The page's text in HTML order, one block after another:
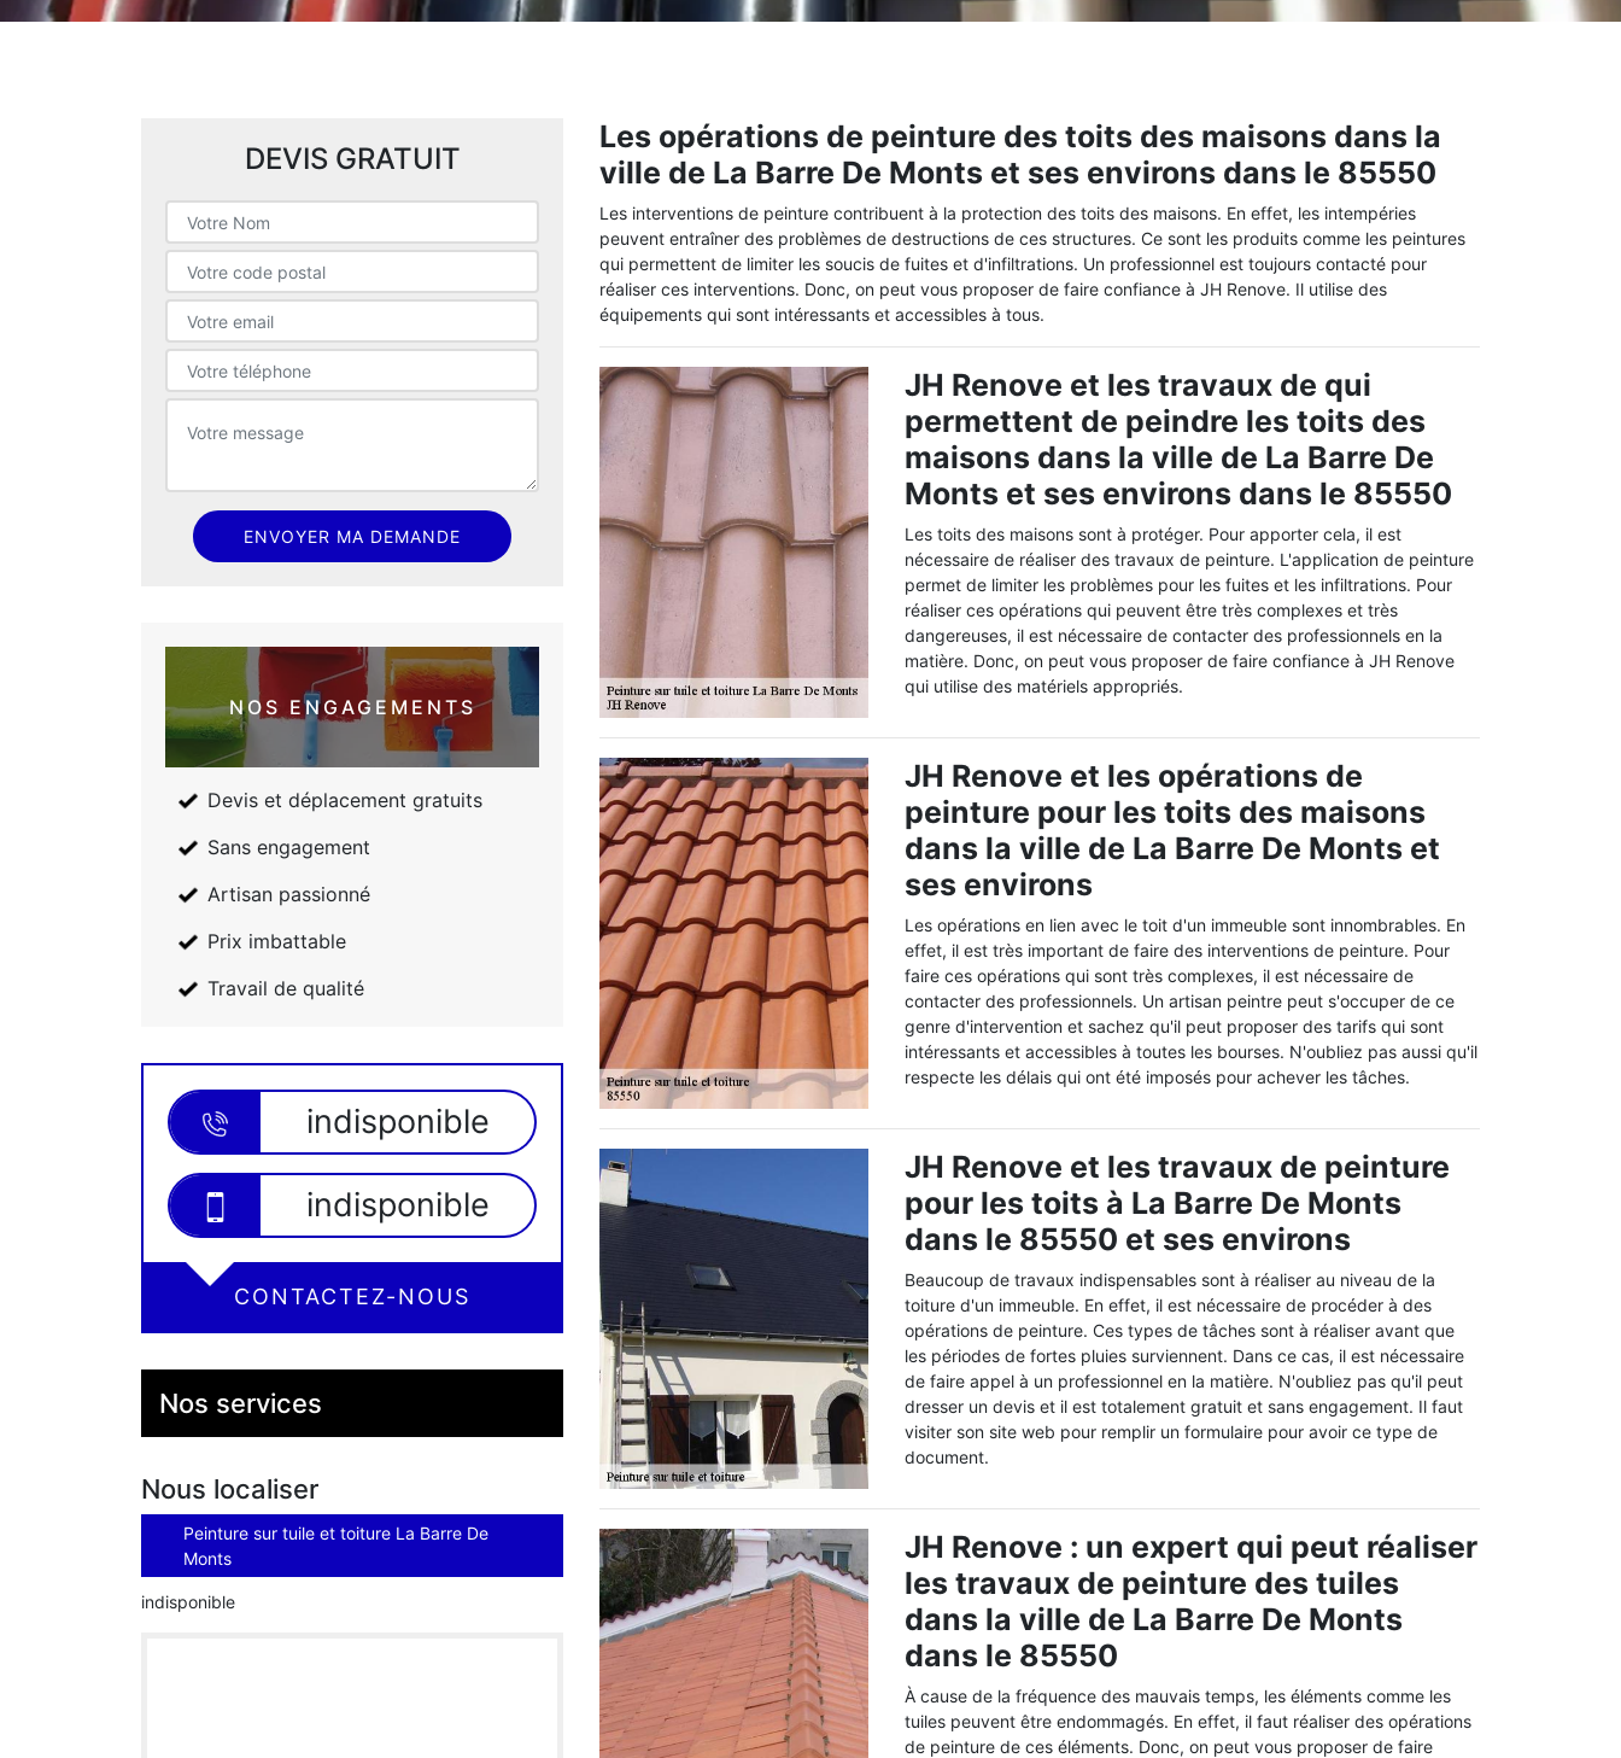
DEVIS GRATUIT
NOS ENGAGEMENTS
Devis et déplacement gratuits
Sans engagement
Artisan passionné
Prix imbattable
Travail de qualité
indisponible
indisponible
CONTACTEZ-NOUS
Nos services
Nous localiser
Peinture sur tuile et toiture La Barre De
Monts
indisponible
Les opérations de peinture des toits des maisons dans la
ville de La Barre De Monts et ses environs dans le 85550
Les interventions de peinture contribuent à la protection des toits des maisons. En effet, les intempéries
peuvent entraîner des problèmes de destructions de ces structures. Ce sont les produits comme les peintures
qui permettent de limiter les soucis de fuites et d'infiltrations. Un professionnel est toujours contacté pour
réaliser ces interventions. Donc, on peut vous proposer de faire confiance à JH Renove. Il utilise des
équipements qui sont intéressants et accessibles à tous.
JH Renove et les travaux de qui
permettent de peindre les toits des
maisons dans la ville de La Barre De
Monts et ses environs dans le 85550
Les toits des maisons sont à protéger. Pour apporter cela, il est
nécessaire de réaliser des travaux de peinture. L'application de peinture
permet de limiter les problèmes pour les fuites et les infiltrations. Pour
réaliser ces opérations qui peuvent être très complexes et très
dangereuses, il est nécessaire de contacter des professionnels en la
matière. Donc, on peut vous proposer de faire confiance à JH Renove
qui utilise des matériels appropriés.
JH Renove et les opérations de
peinture pour les toits des maisons
dans la ville de La Barre De Monts et
ses environs
Les opérations en lien avec le toit d'un immeuble sont innombrables. En
effet, il est très important de faire des interventions de peinture. Pour
faire ces opérations qui sont très complexes, il est nécessaire de
contacter des professionnels. Un artisan peintre peut s'occuper de ce
genre d'intervention et sachez qu'il peut proposer des tarifs qui sont
intéressants et accessibles à toutes les bourses. N'oubliez pas aussi qu'il
respecte les délais qui ont été imposés pour achever les tâches.
JH Renove et les travaux de peinture
pour les toits à La Barre De Monts
dans le 85550 et ses environs
Beaucoup de travaux indispensables sont à réaliser au niveau de la
toiture d'un immeuble. En effet, il est nécessaire de procéder à des
opérations de peinture. Ces types de tâches sont à réaliser avant que
les périodes de fortes pluies surviennent. Dans ce cas, il est nécessaire
de faire appel à un professionnel en la matière. N'oubliez pas qu'il peut
dresser un devis et il est totalement gratuit et sans engagement. Il faut
visiter son site web pour remplir un formulaire pour avoir ce type de
document.
JH Renove : un expert qui peut réaliser
les travaux de peinture des tuiles
dans la ville de La Barre De Monts
dans le 85550
À cause de la fréquence des mauvais temps, les éléments comme les
tuiles peuvent être endommagés. En effet, il faut réaliser des opérations
de peinture de ces éléments. Donc, on peut vous proposer de faire